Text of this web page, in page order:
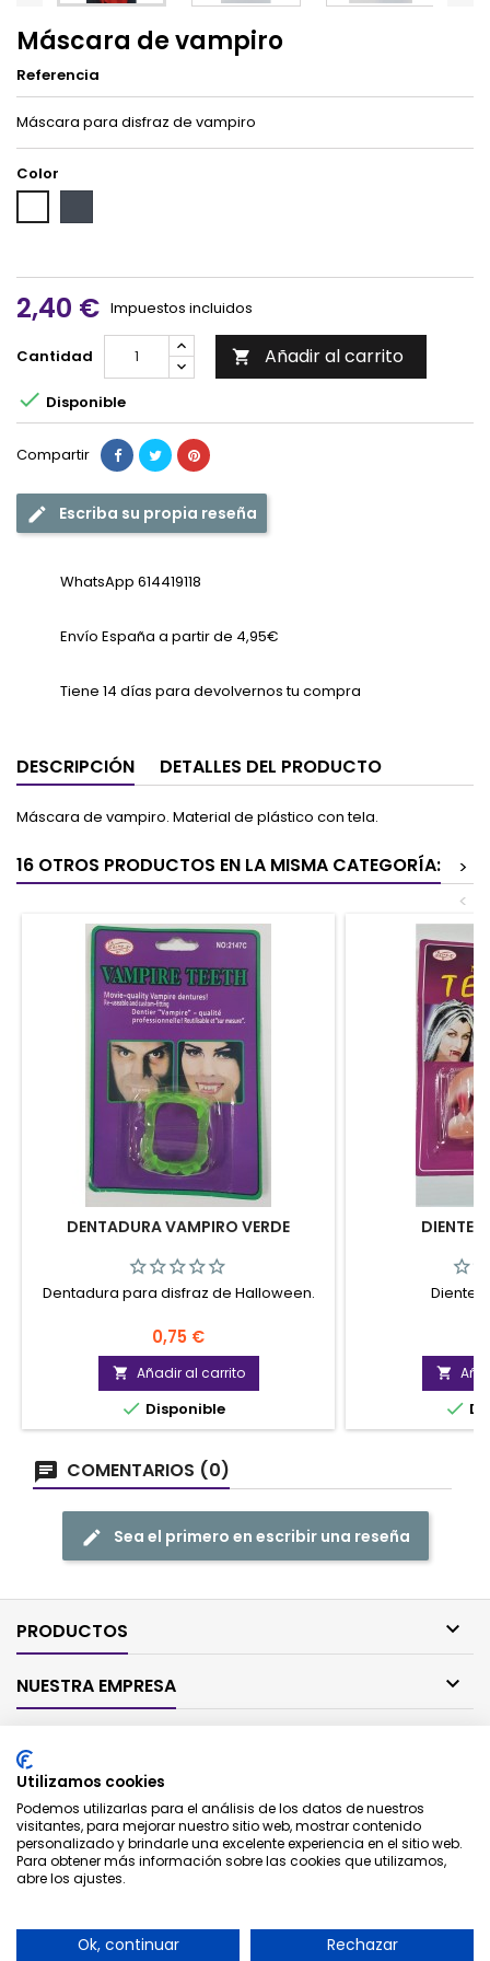
Máscara de vampiro
Referencia
Máscara para disfraz de vampiro
Color
2,40 € Impuestos incluidos
Cantidad  Añadir al carrito
 Disponible
Compartir
Escriba su propia reseña
WhatsApp 614419118
Envío España a partir de 4,95€
Tiene 14 días para devolvernos tu compra
DESCRIPCIÓN DETALLES DEL PRODUCTO
Máscara de vampiro. Material de plástico con tela.
16 OTROS PRODUCTOS EN LA MISMA CATEGORÍA:
>
<
DENTADURA VAMPIRO VERDE
Dentadura para disfraz de Halloween.
Precio
0,75 €
 Añadir al carrito
 Disponible
Dientes


COMENTARIOS (0)
Sea el primero en escribir una reseña
PRODUCTOS 
NUESTRA EMPRESA 
CONTACTO
BOLETÍN
Utilizamos cookies
Podemos utilizarlas para el análisis de los datos de nuestros
visitantes, para mejorar nuestro sitio web, mostrar contenido
personalizado y brindarle una excelente experiencia en el sitio web.
Para obtener más información sobre las cookies que utilizamos,
abre los ajustes.
Ok, continuar Rechazar